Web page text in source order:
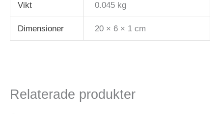
Vikt 0.045 kg
Dimensioner 20 × 6 × 1 cm
Relaterade produkter